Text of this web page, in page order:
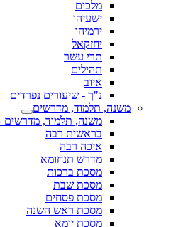
מלכים
ישעיהו
ירמיהו
יחזקאל
תרי עשר
תהילים
איוב
נ"ך - שיעורים נפרדים
משנה, תלמוד, מדרשים
משנה, תלמוד, מדרשים -
בראשית רבה
איכה רבה
מדרש תנחומא
מסכת ברכות
מסכת שבת
מסכת פסחים
מסכת ראש השנה
מסכת יומא